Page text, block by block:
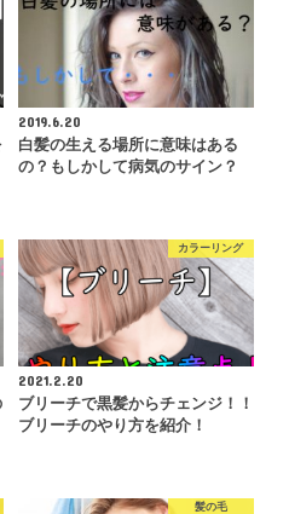
2019.6.20
白髪の生える場所に意味はある
の？もしかして病気のサイン？
カラーリング
2021.2.20
ブリーチで黒髪からチェンジ！！
ブリーチのやり方を紹介！
髪の毛